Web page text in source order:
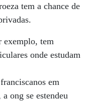
tem a chance de
exemplo, tem
onde estudam
em
ong se estendeu